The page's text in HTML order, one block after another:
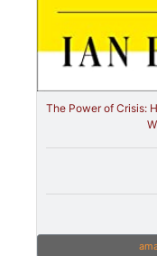
The Power of Crisis: